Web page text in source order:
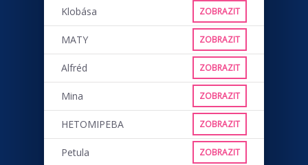
Klobása ZOBRAZIT
MATY ZOBRAZIT
Alfréd ZOBRAZIT
Mina ZOBRAZIT
HETOMIPEBA ZOBRAZIT
Petula ZOBRAZIT